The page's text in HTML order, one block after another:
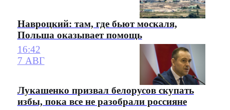
Навроцкий: там, где бьют москаля,
Польша оказывает помощь
16:42
7 АВГ
Лукашенко призвал белорусов скупать
избы, пока все не разобрали россияне